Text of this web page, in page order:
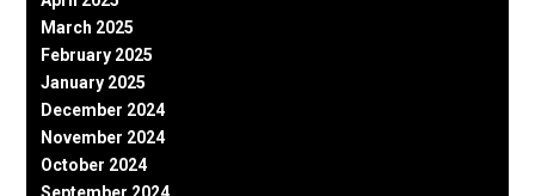
March 2025
February 2025
January 2025
December 2024
November 2024
October 2024